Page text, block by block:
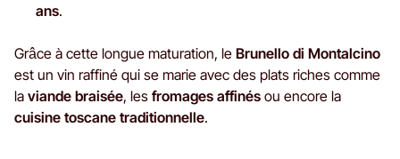
ans.
Grâce à cette longue maturation, le Brunello di Montalcino
est un vin raffiné qui se marie avec des plats riches comme
la viande braisée, les fromages affinés ou encore la
cuisine toscane traditionnelle.